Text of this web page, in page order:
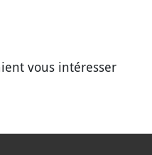
vous intéresser